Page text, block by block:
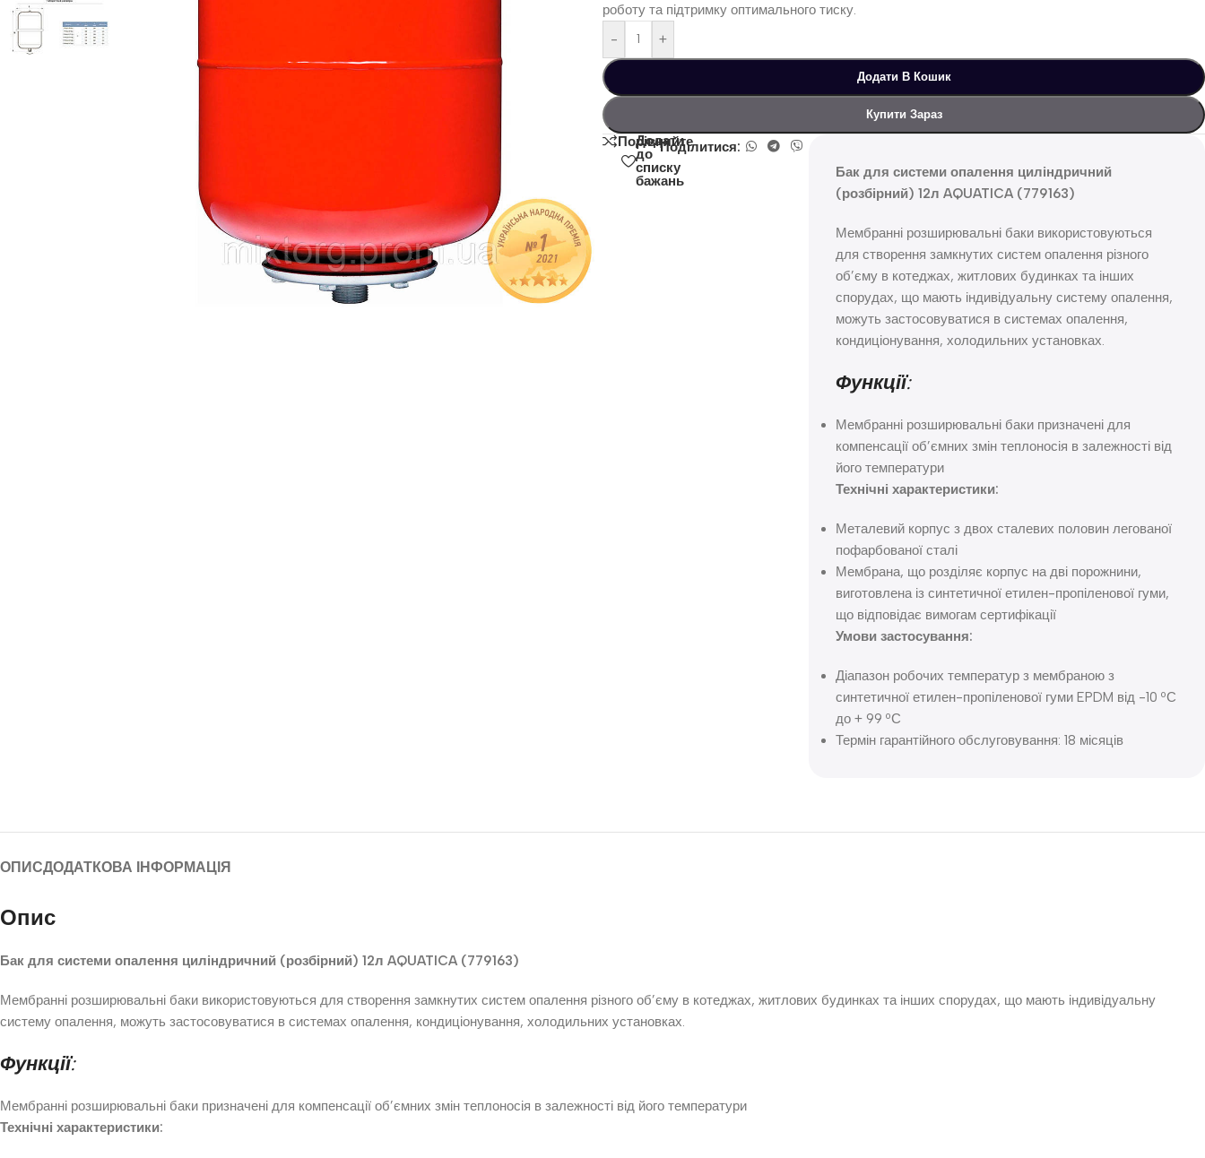
роботу та підтримку оптимального тиску.
-
+
Додати В Кошик
Купити Зараз
Порівняйте
Додати
до
списку
бажань
Поділитися:
Бак для системи опалення циліндричний
(розбірний) 12л AQUATICA (779163)
Мембранні розширювальні баки використовуються
для створення замкнутих систем опалення різного
об’єму в котеджах, житлових будинках та інших
спорудах, що мають індивідуальну систему опалення,
можуть застосовуватися в системах опалення,
кондиціонування, холодильних установках.
Функції:
Мембранні розширювальні баки призначені для
компенсації об’ємних змін теплоносія в залежності від
його температури
Технічні характеристики:
Металевий корпус з двох сталевих половин легованої
пофарбованої сталі
Мембрана, що розділяє корпус на дві порожнини,
виготовлена із синтетичної етилен-пропіленової гуми,
що відповідає вимогам сертифікації
Умови застосування:
Діапазон робочих температур з мембраною з
синтетичної етилен-пропіленової гуми EPDM від -10 ºС
до + 99 ºС
Термін гарантійного обслуговування: 18 місяців
ОПИСДОДАТКОВА ІНФОРМАЦІЯ
Опис
Бак для системи опалення циліндричний (розбірний) 12л AQUATICA (779163)
Мембранні розширювальні баки використовуються для створення замкнутих систем опалення різного об’єму в котеджах, житлових будинках та інших спорудах, що мають індивідуальну
систему опалення, можуть застосовуватися в системах опалення, кондиціонування, холодильних установках.
Функції:
Мембранні розширювальні баки призначені для компенсації об’ємних змін теплоносія в залежності від його температури
Технічні характеристики: